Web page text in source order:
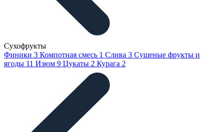
Сухофрукты
Финики 3 Компотная смесь 1 Слива 3 Сушеные фрукты и
ягоды 11 Изюм 9 Цукаты 2 Курага 2